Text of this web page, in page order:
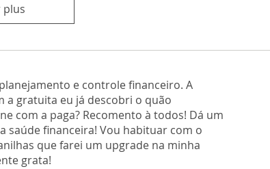
plus
e controle financeiro. A
a gratuita eu já descobri o quão
com a paga? Recomento à todos! Dá um
saúde financeira! Vou habituar com o
que farei um upgrade na minha
grata!